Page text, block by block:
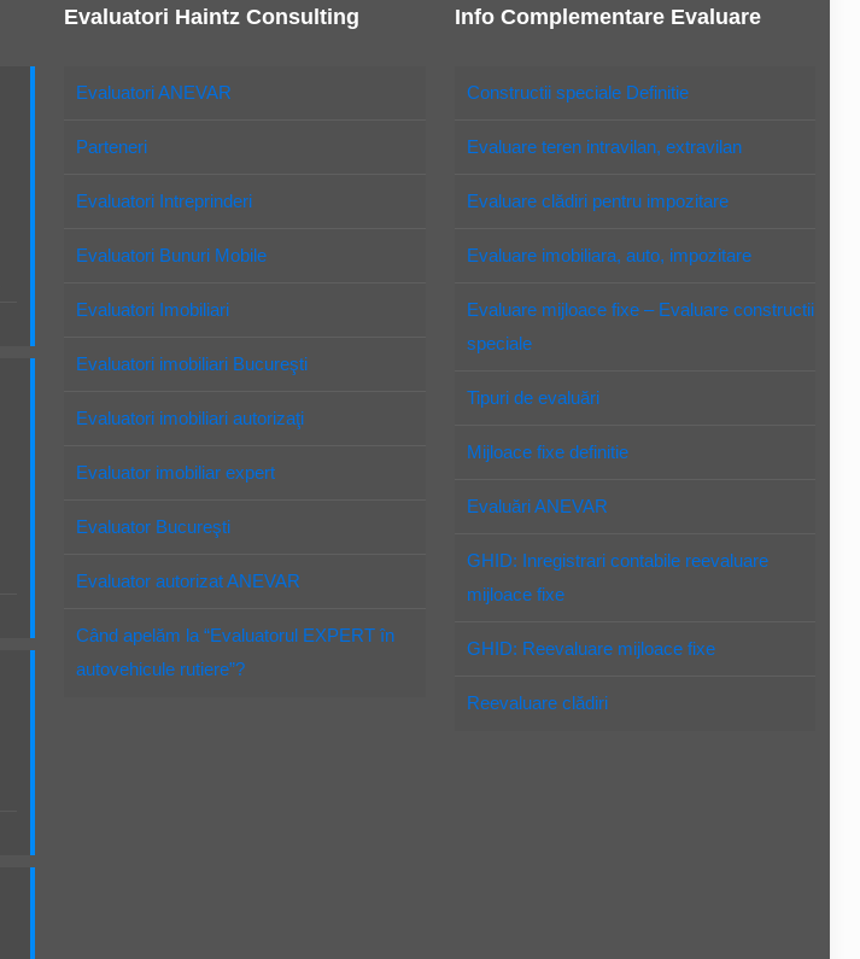
Evaluatori Haintz Consulting
Evaluatori ANEVAR
Parteneri
Evaluatori Intreprinderi
Evaluatori Bunuri Mobile
Evaluatori Imobiliari
Evaluatori imobiliari Bucureşti
Evaluatori imobiliari autorizaţi
Evaluator imobiliar expert
Evaluator Bucureşti
Evaluator autorizat ANEVAR
Când apelăm la “Evaluatorul EXPERT în
autovehicule rutiere”?
Info Complementare Evaluare
Constructii speciale Definitie
Evaluare teren intravilan, extravilan
Evaluare clădiri pentru impozitare
Evaluare imobiliara, auto, impozitare
Evaluare mijloace fixe – Evaluare constructii
speciale
Tipuri de evaluări
Mijloace fixe definitie
Evaluări ANEVAR
GHID: Inregistrari contabile reevaluare
mijloace fixe
GHID: Reevaluare mijloace fixe
Reevaluare clădiri